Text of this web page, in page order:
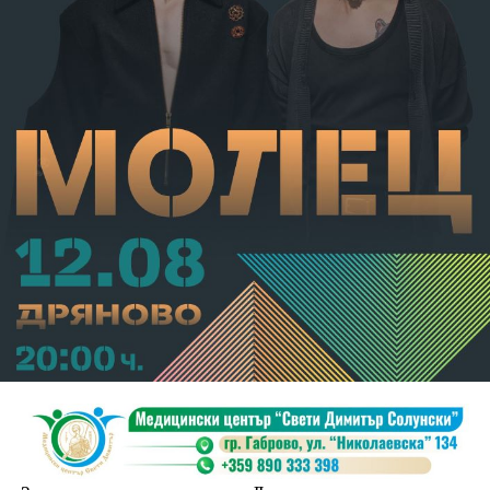
определение на Районен съд-Габрово спрямо него е
взета мярка за неотклонение „домашен арест“.
Съдебният акт е окончателен.